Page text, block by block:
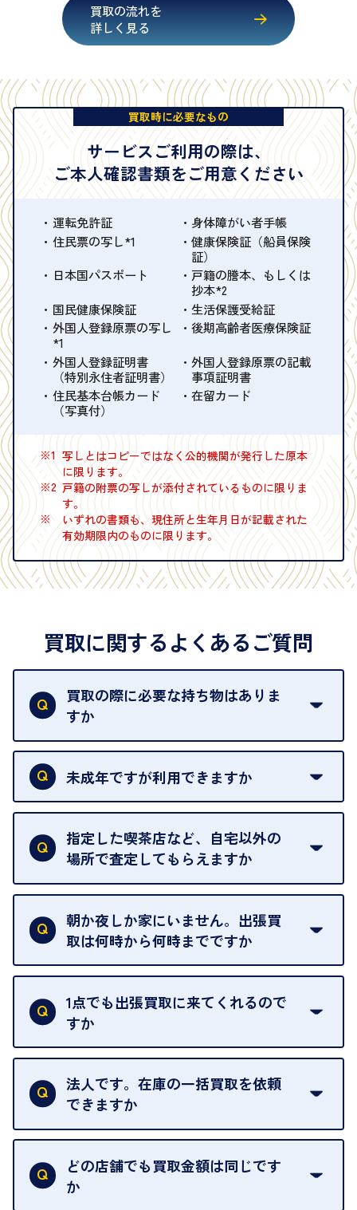
買取の流れを
詳しく見る
買取時に必要なもの
サービスご利用の際は、
ご本人確認書類をご用意ください
運転免許証
身体障がい者手帳
住民票の写し*1
健康保険証（船員保険
証）
日本国パスポート
戸籍の謄本、もしくは
抄本*2
国民健康保険証
生活保護受給証
外国人登録原票の写し
*1
後期高齢者医療保険証
外国人登録証明書
（特別永住者証明書）
外国人登録原票の記載
事項証明書
住民基本台帳カード
（写真付）
在留カード
※1 写しとはコピーではなく公的機関が発行した原本
に限ります。
※2 戸籍の附票の写しが添付されているものに限りま
す。
※
いずれの書類も、現住所と生年月日が記載された
有効期限内のものに限ります。
買取に関するよくあるご質問
買取の際に必要な持ち物はありま
すか
本人確認書類をご用意ください。ご利用になれる書
類はこちらをご確認ください。
未成年ですが利用できますか
18歳未満の方は、保護者の同意があってもご利用い
ただけません。
指定した喫茶店など、自宅以外の
場所で査定してもらえますか
ご自宅以外での査定はお引き受けできません。ご指
定のお店や、ほかのお客様への迷惑となることが考
えられるためです。
朝か夜しか家にいません。出張買
取は何時から何時までですか
ご訪問可能時間は、10時から19時です。
ただし、お品物の種類や量によっては対応させてい
ただくことがあります。
1点でも出張買取に来てくれるので
すか
はい。1点でもお伺いします。
法人です。在庫の一括買取を依頼
できますか
はい。喜んで承ります。出張買取をご利用くださ
い。
ご指定の場所にお伺いします。
どの店舗でも買取金額は同じです
か